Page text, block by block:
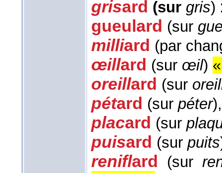
grisard (sur gris)
gueul ard (sur
milliard (par
œillard (sur œil)
oreillard (sur
pétard (sur péter
placard (sur
puisard (sur puits
reniflard (sur